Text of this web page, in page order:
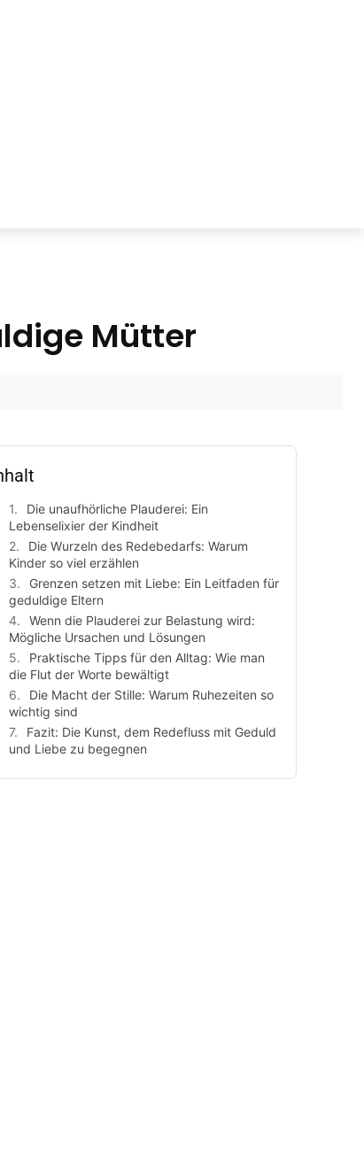
Mütter
Die unaufhörliche Plauderei: Ein
Lebenselixier der Kindheit
Die Wurzeln des Redebedarfs: Warum
Kinder so viel erzählen
Grenzen setzen mit Liebe: Ein Leitfaden für
geduldige Eltern
Wenn die Plauderei zur Belastung wird:
Mögliche Ursachen und Lösungen
Praktische Tipps für den Alltag: Wie man
die Flut der Worte bewältigt
Die Macht der Stille: Warum Ruhezeiten so
wichtig sind
Fazit: Die Kunst, dem Redefluss mit Geduld
und Liebe zu begegnen